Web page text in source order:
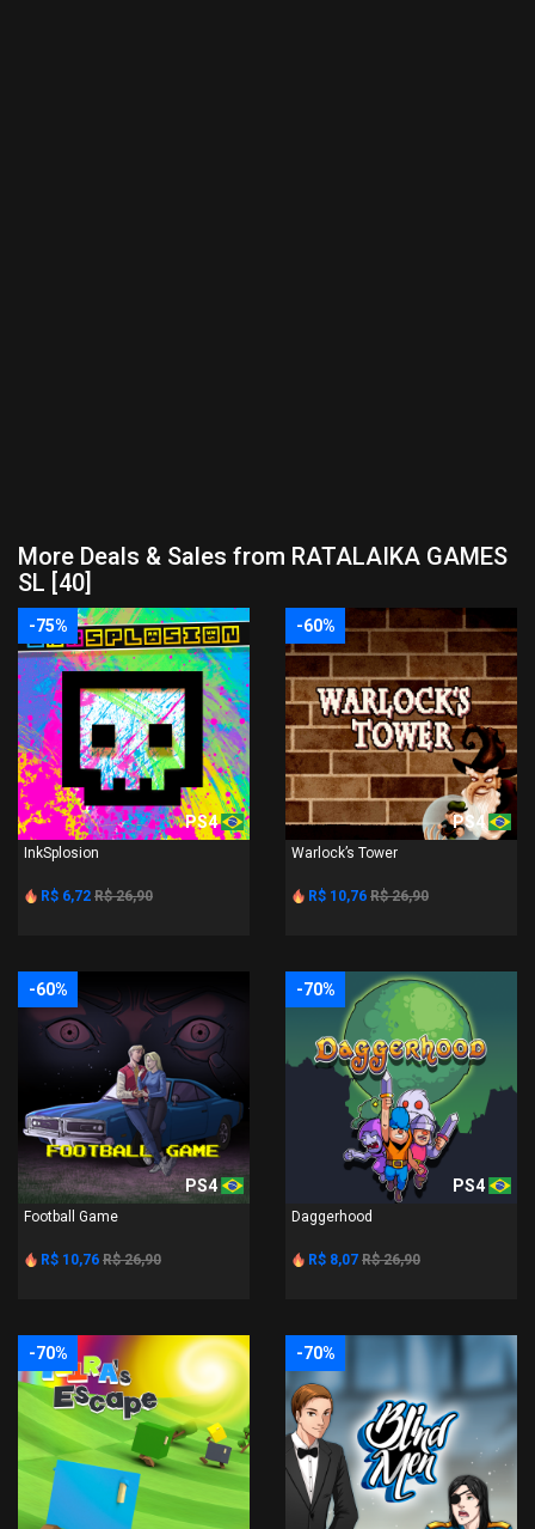
More Deals & Sales from RATALAIKA GAMES
SL [40]
-75%
PS4
InkSplosion
R$ 6,72 R$ 26,90
-60%
PS4
Warlock’s Tower
R$ 10,76 R$ 26,90
-60%
PS4
Football Game
R$ 10,76 R$ 26,90
-70%
PS4
Daggerhood
R$ 8,07 R$ 26,90
-70% -70%